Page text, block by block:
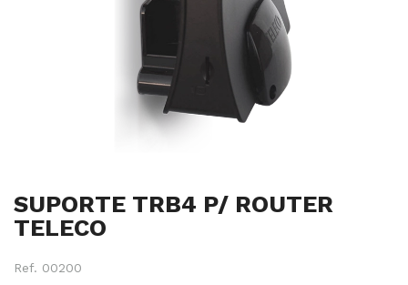
SUPORTE TRB4 P/ ROUTER
TELECO
Ref. 00200
para
o
início
galeria